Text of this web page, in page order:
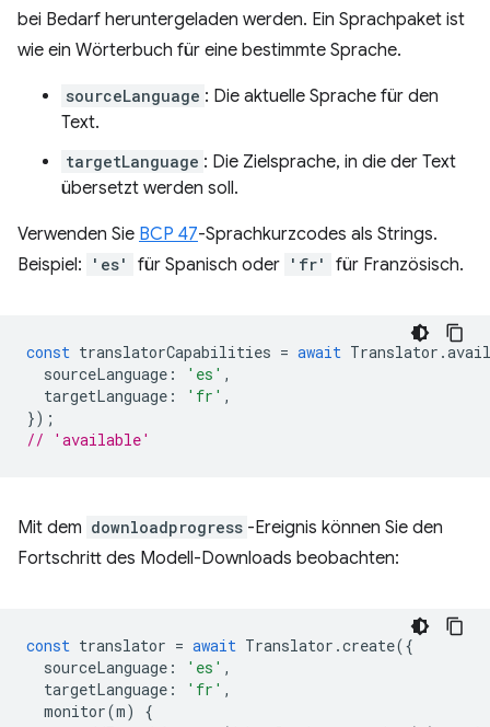
bei Bedarf heruntergeladen werden. Ein Sprachpaket ist
wie ein Wörterbuch für eine bestimmte Sprache.
sourceLanguage : Die aktuelle Sprache für den
Text.
targetLanguage : Die Zielsprache, in die der Text
übersetzt werden soll.
Verwenden Sie BCP 47-Sprachkurzcodes als Strings.
Beispiel:
'es' für Spanisch oder 'fr' für Französisch.
const translatorCapabilities = await Translator .
sourceLanguage : 'es' ,
targetLanguage : 'fr' ,
});
// 'available'
Mit dem downloadprogress -Ereignis können Sie den
Fortschritt des Modell-Downloads beobachten:
const translator = await Translator .create({
sourceLanguage : 'es' ,
targetLanguage : 'fr' ,
monitor(m)
{